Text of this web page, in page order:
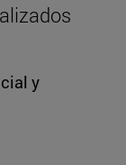
y